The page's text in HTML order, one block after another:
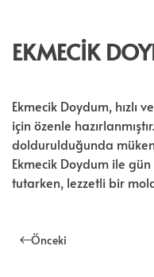
EKMECIK
Ekmecik Doydum, hızlı
için özenle
doldurulduğunda
Ekmecik Doydum ile
tutarken, lezzetli bir
Önceki